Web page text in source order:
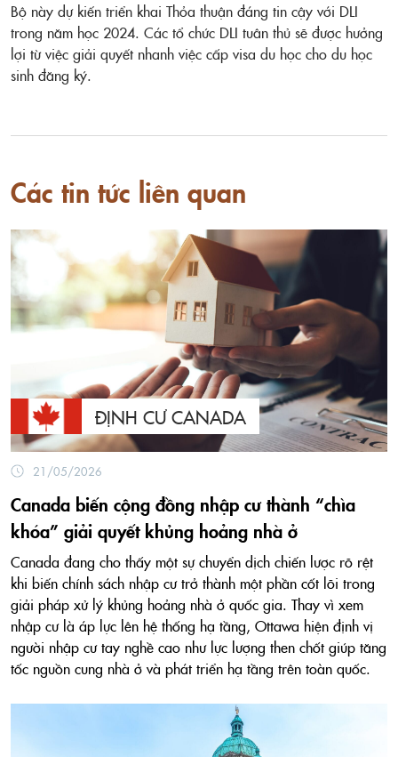
Bộ này dự kiến triển khai Thỏa thuận đáng tin cậy với DLI
trong năm học 2024. Các tổ chức DLI tuân thủ sẽ được hưởng
lợi từ việc giải quyết nhanh việc cấp visa du học cho du học
sinh đăng ký.
Các tin tức liên quan
ĐỊNH CƯ CANADA
21/05/2026
Canada biến cộng đồng nhập cư thành “chìa
khóa” giải quyết khủng hoảng nhà ở
Canada đang cho thấy một sự chuyển dịch chiến lược rõ rệt
khi biến chính sách nhập cư trở thành một phần cốt lõi trong
giải pháp xử lý khủng hoảng nhà ở quốc gia. Thay vì xem
nhập cư là áp lực lên hệ thống hạ tầng, Ottawa hiện định vị
người nhập cư tay nghề cao như lực lượng then chốt giúp tăng
tốc nguồn cung nhà ở và phát triển hạ tầng trên toàn quốc.